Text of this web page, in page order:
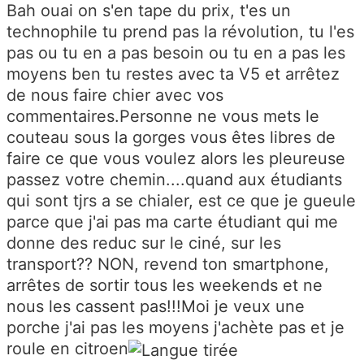
Bah ouai on s'en tape du prix, t'es un
technophile tu prend pas la révolution, tu l'es
pas ou tu en a pas besoin ou tu en a pas les
moyens ben tu restes avec ta V5 et arrêtez
de nous faire chier avec vos
commentaires.Personne ne vous mets le
couteau sous la gorges vous êtes libres de
faire ce que vous voulez alors les pleureuse
passez votre chemin....quand aux étudiants
qui sont tjrs a se chialer, est ce que je gueule
parce que j'ai pas ma carte étudiant qui me
donne des reduc sur le ciné, sur les
transport?? NON, revend ton smartphone,
arrêtes de sortir tous les weekends et ne
nous les cassent pas!!!Moi je veux une
porche j'ai pas les moyens j'achète pas et je
roule en citroen